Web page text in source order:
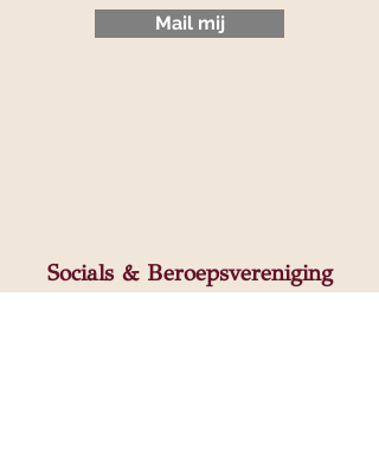
Mail mij
Socials & Beroepsvereniging